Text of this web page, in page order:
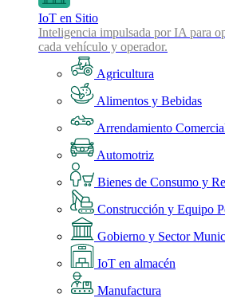
IoT en Sitio
Inteligencia impulsada por IA para
cada vehículo y operador.
Agricultura
Alimentos y Bebidas
Arrendamiento
Automotriz
Bienes de Consumo y
Construcción y Equipo
Gobierno y Sector
IoT en almacén
Manufactura